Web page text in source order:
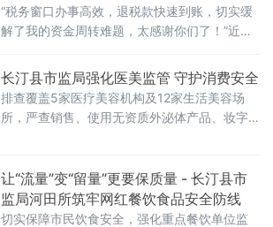
“税务窗口办事高效，退税款快速到账，切实缓
解了我的资金周转难题，太感谢你们了！”近
渌口区税务局办税服务厅，将一面印有“高效规
范办实事，热情贴心为人民”的锦旗，送到纳税
服务股窗口工作人员手中，言语间满是感激与
认可。据悉，市民姚先生此前办理不动产过户
长汀县市监局强化医美监管 守护消费安全
排查覆盖5家医疗美容机构及12家生活美容场
所，严查销售、使用无资质外泌体产品、妆字
存，坚决杜绝“
让“流量”变“留量”更要保质量 - 长汀县市
监局河田所筑牢网红餐饮食品安全防线
切实保障市民饮食安全，强化重点餐饮单位监